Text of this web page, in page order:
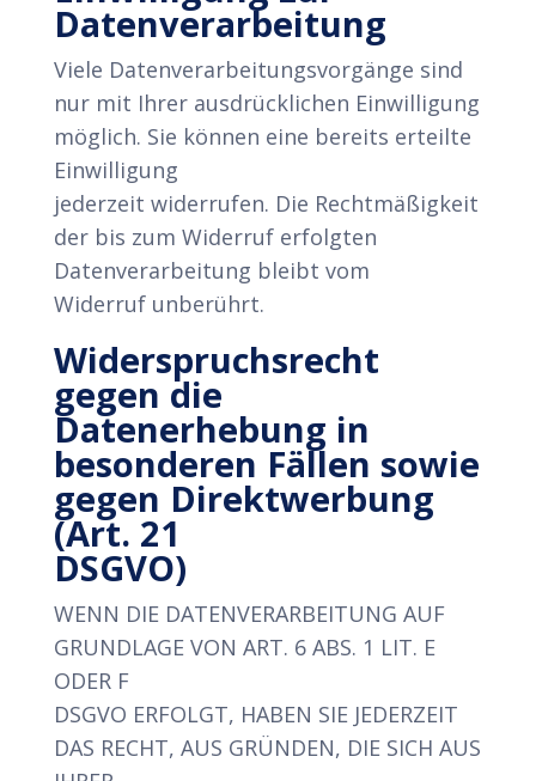
Datenverarbeitung
Viele Datenverarbeitungsvorgänge sind
nur mit Ihrer ausdrücklichen Einwilligung
möglich. Sie können eine bereits erteilte
Einwilligung
jederzeit widerrufen. Die Rechtmäßigkeit
der bis zum Widerruf erfolgten
Datenverarbeitung bleibt vom
Widerruf unberührt.
Widerspruchsrecht
gegen die
Datenerhebung in
besonderen Fällen sowie
gegen Direktwerbung
(Art. 21
DSGVO)
WENN DIE DATENVERARBEITUNG AUF
GRUNDLAGE VON ART. 6 ABS. 1 LIT. E
ODER F
DSGVO ERFOLGT, HABEN SIE JEDERZEIT
DAS RECHT, AUS GRÜNDEN, DIE SICH AUS